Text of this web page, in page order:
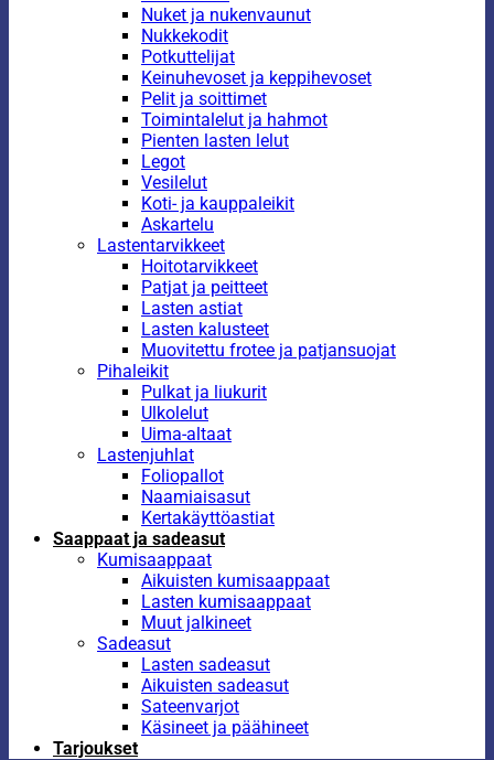
Nuket ja nukenvaunut
Nukkekodit
Potkuttelijat
Keinuhevoset ja keppihevoset
Pelit ja soittimet
Toimintalelut ja hahmot
Pienten lasten lelut
Legot
Vesilelut
Koti- ja kauppaleikit
Askartelu
Lastentarvikkeet
Hoitotarvikkeet
Patjat ja peitteet
Lasten astiat
Lasten kalusteet
Muovitettu frotee ja patjansuojat
Pihaleikit
Pulkat ja liukurit
Ulkolelut
Uima-altaat
Lastenjuhlat
Foliopallot
Naamiaisasut
Kertakäyttöastiat
Saappaat ja sadeasut
Kumisaappaat
Aikuisten kumisaappaat
Lasten kumisaappaat
Muut jalkineet
Sadeasut
Lasten sadeasut
Aikuisten sadeasut
Sateenvarjot
Käsineet ja päähineet
Tarjoukset